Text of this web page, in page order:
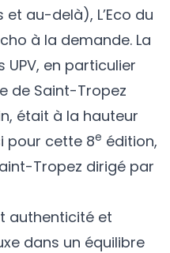
au-delà), L’Eco du
à la demande. La
en particulier
de Saint-Tropez
était à la hauteur
pour cette 8e édition,
Tropez dirigé par
authenticité et
dans un équilibre